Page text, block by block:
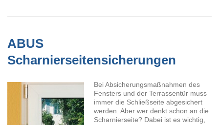
ABUS
Scharnierseitensicherungen
Bei Absicherungsmaßnahmen des
Fensters und der Terrassentür muss
immer die Schließseite abgesichert
werden. Aber wer denkt schon an die
Scharnierseite? Dabei ist es wichtig,